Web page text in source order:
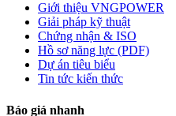
Giới thiệu VNGPOWER
Giải pháp kỹ thuật
Chứng nhận & ISO
Hồ sơ năng lực (PDF)
Dự án tiêu biểu
Tin tức kiến thức
Báo giá nhanh